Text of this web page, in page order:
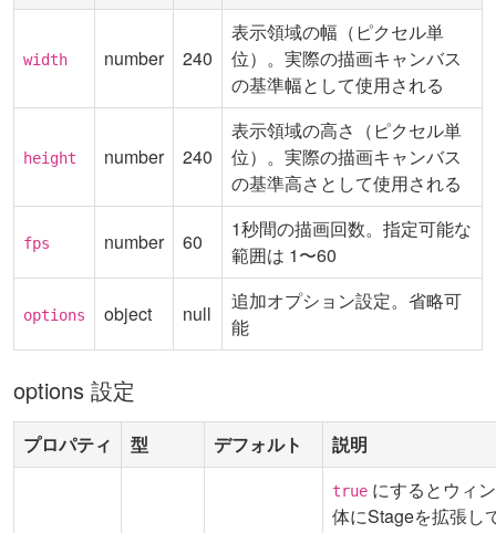
width number 240
表示領域の幅（ピクセル単
位）。実際の描画キャンバス
の基準幅として使用される
height number 240
表示領域の高さ（ピクセル単
位）。実際の描画キャンバス
の基準高さとして使用される
fps number 60
1秒間の描画回数。指定可能な
範囲は 1〜60
options object null
追加オプション設定。省略可
能
options 設定
プロパティ 型 デフォルト 説明
true にするとウィ
体にStageを拡張し